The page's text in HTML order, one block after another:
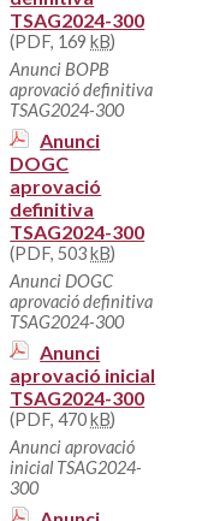
TSAG2024-300
(PDF, 169kB)
Anunci BOPB
aprovació definitiva
TSAG2024-300
Anunci
DOGC
aprovació
definitiva
TSAG2024-300
(PDF, 503kB)
Anunci DOGC
aprovació definitiva
TSAG2024-300
Anunci
aprovació inicial
TSAG2024-300
(PDF, 470kB)
Anunci aprovació
inicial TSAG2024-
300